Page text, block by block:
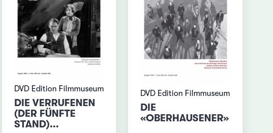
DVD Edition Filmmuseum
DIE VERRUFENEN
(DER FÜNFTE
STAND)...
DVD Edition Filmmuseum
DIE
«OBERHAUSENER»